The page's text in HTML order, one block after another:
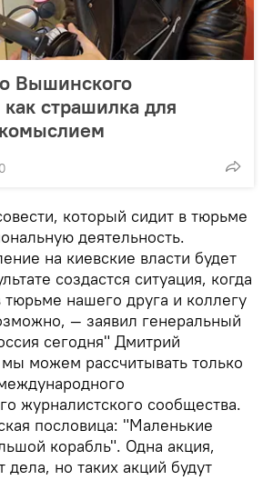
Вышинского
как страшилка для
который сидит в тюрьме
деятельность.
на киевские власти будет
создастся ситуация, когда
нашего друга и коллегу
— заявил генеральный
сегодня" Дмитрий
можем рассчитывать только
журналистского сообщества.
пословица: "Маленькие
корабль". Одна акция,
но таких акций будут